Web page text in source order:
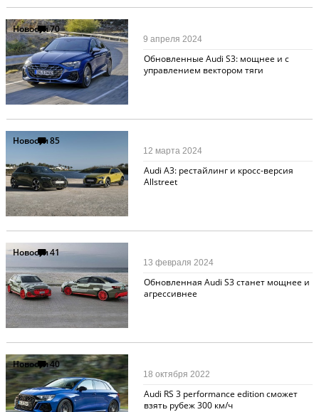
Новости70
Обновленные Audi S3: мощнее и с
управлением вектором тяги
9 апреля 2024
Новости85
Audi A3: рестайлинг и кросс-версия
Allstreet
12 марта 2024
Новости41
Обновленная Audi S3 станет мощнее и
агрессивнее
13 февраля 2024
Новости40
Audi RS 3 performance edition сможет
взять рубеж 300 км/ч
18 октября 2022